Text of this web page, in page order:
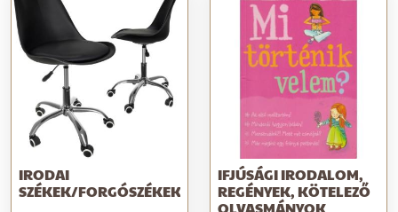
IRODAI
SZÉKEK/FORGÓSZÉKEK
IFJÚSÁGI IRODALOM,
REGÉNYEK, KÖTELEZŐ